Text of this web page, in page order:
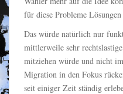
für diese Probleme Lösungen
Das würde natürlich nur
mittlerweile sehr
mitziehen würde und nicht
Migration in den Fokus
seit einiger Zeit ständig